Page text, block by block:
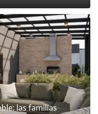
las familias